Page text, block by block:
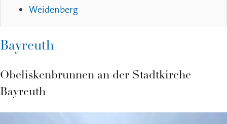
Weidenberg
Bayreuth
Obeliskenbrunnen an der Stadtkirche
Bayreuth